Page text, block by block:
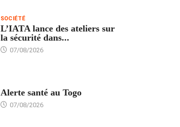
SOCIÉTÉ
L’IATA lance des ateliers sur
la sécurité dans...
07/08/2026
Alerte santé au Togo
07/08/2026